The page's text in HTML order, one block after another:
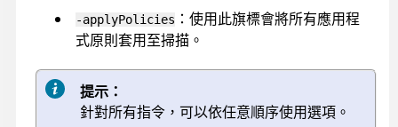
-applyPolicies ：使用此旗標會將所有應用程
式原則套用至掃描。
提示：
針對所有指令，可以依任意順序使用選項。